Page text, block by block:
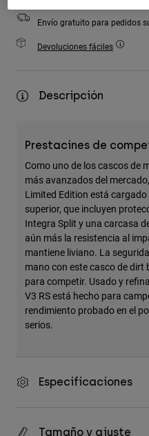
Accesorios
Ver Todo
Envío gratuito para pedidos
Devoluciones fáciles
Descripción
Prestacines de
Como uno de los cascos de
más avanzados del
Limited Edition está
superior, que incluyen
Integra Split y una carcasa
aún más la resistencia al
mantiene liviano. La
mano con este casco de dirt
para competir. Usado y
V3 RS está hecho para
rendimiento probado en el
serios.
Especificaciones
Tamaño y ajuste